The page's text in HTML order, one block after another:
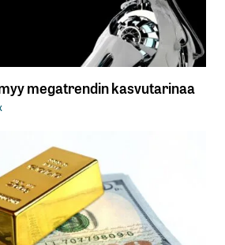
megatrendin kasvutarinaa